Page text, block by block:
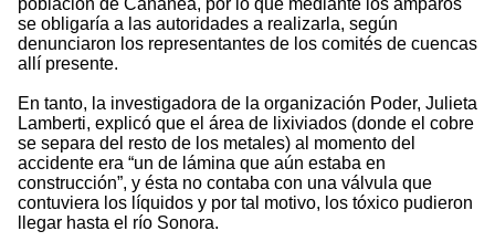
población de Cananea, por lo que mediante los amparos
se obligaría a las autoridades a realizarla, según
denunciaron los representantes de los comités de cuencas
allí presente.
En tanto, la investigadora de la organización Poder, Julieta
Lamberti, explicó que el área de lixiviados (donde el cobre
se separa del resto de los metales) al momento del
accidente era “un de lámina que aún estaba en
construcción”, y ésta no contaba con una válvula que
contuviera los líquidos y por tal motivo, los tóxico pudieron
llegar hasta el río Sonora.